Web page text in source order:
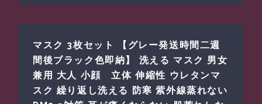
マスク 3枚セット 【グレー発送時間二週
間後ブラック色即納】 洗える マスク 男女
兼用 大人 小顔 立体 伸縮性 ウレタンマ
スク 繰り返し洗える 防寒 紫外線蒸れない